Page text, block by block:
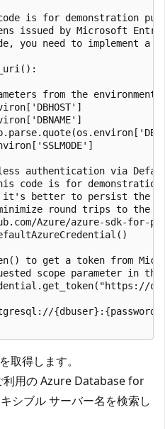
code is for
issued by Microsoft
you need to implement a
from the environment
authentication via
code is for
better to persist the
round trips to the
Azure/azure-sdk-for-
to get a token from
scope parameter in
取得します。
利用の Azure Database for
シブル サーバー名を検索し